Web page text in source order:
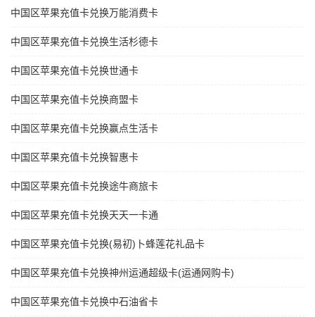
中国区苹果充值卡兑换万能消费卡
中国区苹果充值卡兑换生活杉德卡
中国区苹果充值卡兑换世通卡
中国区苹果充值卡兑换商盟卡
中国区苹果充值卡兑换赢点生活卡
中国区苹果充值卡兑换智惠卡
中国区苹果充值卡兑换途牛商旅卡
中国区苹果充值卡兑换天天一卡通
中国区苹果充值卡兑换(易初)卜蜂莲花礼品卡
中国区苹果充值卡兑换神州运通超级卡(运通网购卡)
中国区苹果充值卡兑换中石油省卡